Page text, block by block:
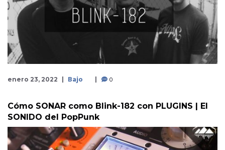
enero 23, 2022 Bajo 0
Cómo SONAR como Blink-182 con PLUGINS | El
SONIDO del PopPunk